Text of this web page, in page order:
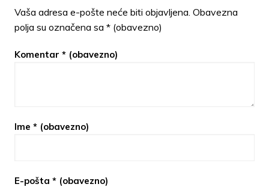
Vaša adresa e-pošte neće biti objavljena. Obavezna
polja su označena sa * (obavezno)
Komentar * (obavezno)
Ime * (obavezno)
E-pošta * (obavezno)